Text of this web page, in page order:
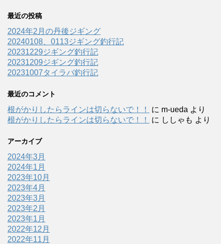
最近の投稿
2024年2月の丹後ジギング
20240108、0113ジギング釣行記
20231229ジギング釣行記
20231209ジギング釣行記
20231007タイラバ釣行記
最近のコメント
根がかりしたらラインは切らないで！！ に m-ueda より
根がかりしたらラインは切らないで！！
に ししゃも より
アーカイブ
2024年3月
2024年1月
2023年10月
2023年4月
2023年3月
2023年2月
2023年1月
2022年12月
2022年11月